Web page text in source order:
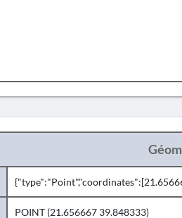
POINT (21.656667 39.848333)